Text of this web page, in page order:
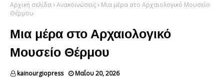
Αρχική σελίδα Ανακοινώσεις
Μια μέρα στο Αρχαιολογικό Μουσείο
Θέρμου
Μια μέρα στο Αρχαιολογικό
Μουσείο Θέρμου
kainourgiopress Μαΐου 20, 2026